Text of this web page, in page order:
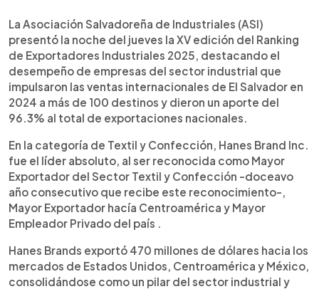
► Escuchar artículo
La Asociación Salvadoreña de Industriales (ASI)
presentó la noche del jueves la XV edición del Ranking
de Exportadores Industriales 2025, destacando el
desempeño de empresas del sector industrial que
impulsaron las ventas internacionales de El Salvador en
2024 a más de 100 destinos y dieron un aporte del
96.3% al total de exportaciones nacionales.
En la categoría de Textil y Confección, Hanes Brand Inc.
fue el líder absoluto, al ser reconocida como Mayor
Exportador del Sector Textil y Confección -doceavo
año consecutivo que recibe este reconocimiento-,
Mayor Exportador hacía Centroamérica y Mayor
Empleador Privado del país .
Hanes Brands exportó 470 millones de dólares hacia los
mercados de Estados Unidos, Centroamérica y México,
consolidándose como un pilar del sector industrial y